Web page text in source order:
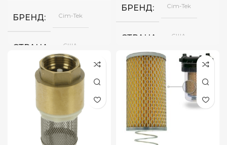
БРЕНД Cim-Tek
СТРАНА США
ПРОПУСКНАЯ СПОСОБНОСТЬ
65
л/
мин
БРЕНД Cim-Tek
СТРАНА США
СТЕПЕНЬ
ПРОПУСКНАЯ